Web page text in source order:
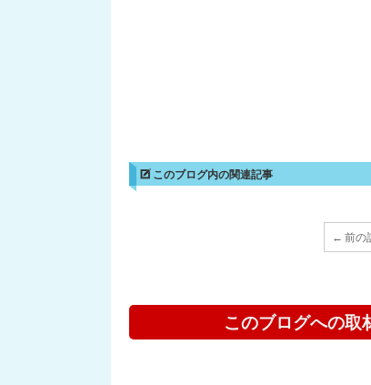
このブログ内の関連記事
← 前の
このブログへの取